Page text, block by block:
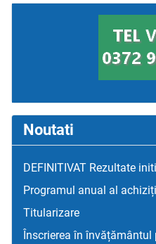
Noutati
DEFINITIVAT Rezultate
Programul anual al
Titularizare
Înscrierea în învățământul